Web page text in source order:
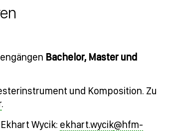
Bachelor, Master und
und Komposition. Zu
.
Wycik: ekhart.wycik@hfm-